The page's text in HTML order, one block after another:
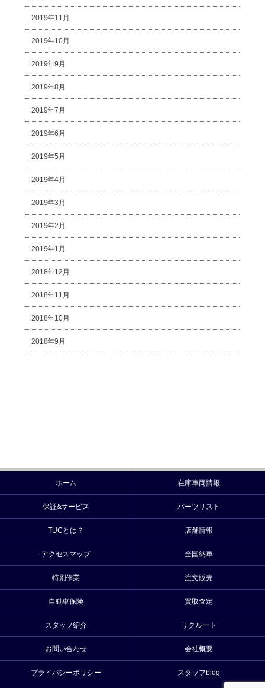
2019年11月
2019年10月
2019年9月
2019年8月
2019年7月
2019年6月
2019年5月
2019年4月
2019年3月
2019年2月
2019年1月
2018年12月
2018年11月
2018年10月
2018年9月
ホーム 在庫車両情報
保証&サービス パーツリスト
TUCとは？ 店舗情報
アクセスマップ 全国納車
特別作業 注文販売
自動車保険 買取査定
スタッフ紹介 リクルート
お問い合わせ 会社概要
プライバシーポリシー スタッフblog